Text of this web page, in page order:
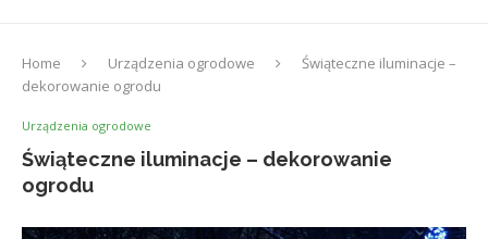
Home Urządzenia ogrodowe
Świąteczne iluminacje –
dekorowanie ogrodu
Urządzenia ogrodowe
Świąteczne iluminacje – dekorowanie
ogrodu